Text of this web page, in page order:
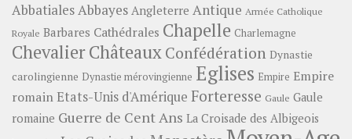
AbbatialesAbbayes Angleterre Antique Armée Catholique
Royale Barbares Cathédrales Chapelle Charlemagne
ChevalierChâteauxConfédération Dynastie
carolingienne Dynastie mérovingienne Eglises Empire Empire
romainEtats-Unis d'Amérique Forteresse Gaule Gaule
romaine Guerre de Cent Ans La Croisade des Albigeois